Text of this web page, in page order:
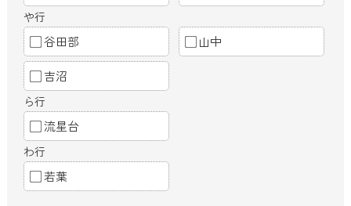
や行
谷田部 山中
吉沼
ら行
流星台
わ行
若葉